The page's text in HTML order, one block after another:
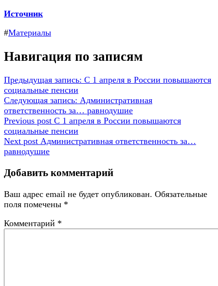
Источник
#Материалы
Навигация по записям
Предыдущая запись: С 1 апреля в России повышаются
социальные пенсии
Следующая запись: Административная
ответственность за… равнодушие
Previous post С 1 апреля в России повышаются
социальные пенсии
Next post Административная ответственность за…
равнодушие
Добавить комментарий
Ваш адрес email не будет опубликован. Обязательные
поля помечены *
Комментарий *